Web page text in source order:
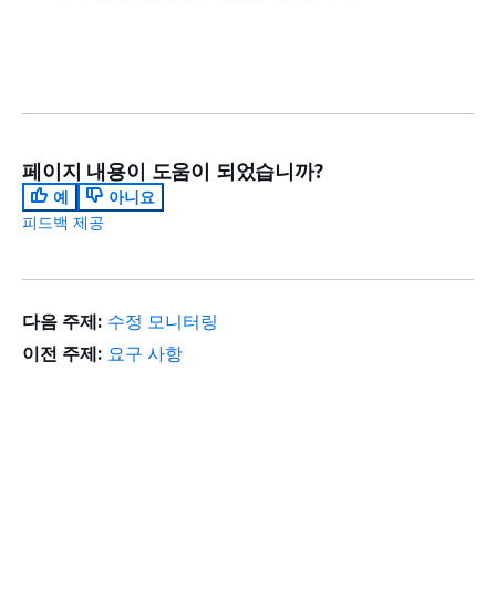
페이지 내용이 도움이 되었습니까?
예
아니요
피드백 제공
다음 주제: 수정 모니터링
이전 주제: 요구 사항